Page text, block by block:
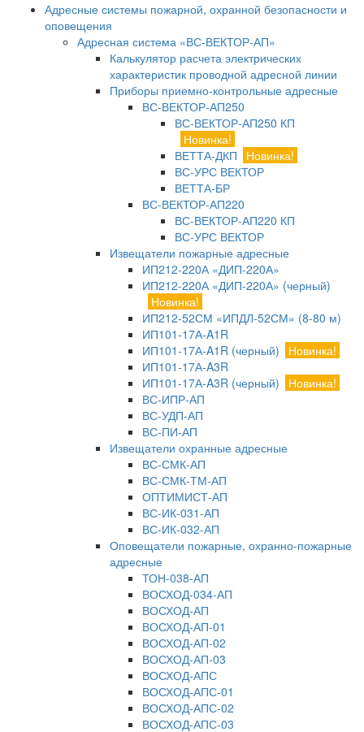
Адресные системы пожарной, охранной безопасности и
оповещения
Адресная система «ВС-ВЕКТОР-АП»
Калькулятор расчета электрических
характеристик проводной адресной линии
Приборы приемно-контрольные адресные
ВС-ВЕКТОР-АП250
ВС-ВЕКТОР-АП250 КП
Новинка!
ВЕТТА-ДКП
Новинка!
ВС-УРС ВЕКТОР
ВЕТТА-БР
ВС-ВЕКТОР-АП220
ВС-ВЕКТОР-АП220 КП
ВС-УРС ВЕКТОР
Извещатели пожарные адресные
ИП212-220А «ДИП-220А»
ИП212-220А «ДИП-220А» (черный)
Новинка!
ИП212-52СМ «ИПДЛ-52СМ» (8-80 м)
ИП101-17А-A1R
ИП101-17А-A1R (черный)
Новинка!
ИП101-17А-A3R
ИП101-17А-A3R (черный)
Новинка!
ВС-ИПР-АП
ВС-УДП-АП
ВС-ПИ-АП
Извещатели охранные адресные
ВС-СМК-АП
ВС-СМК-ТМ-АП
ОПТИМИСТ-АП
ВС-ИК-031-АП
ВС-ИК-032-АП
Оповещатели пожарные, охранно-пожарные
адресные
ТОН-038-АП
ВОСХОД-034-АП
ВОСХОД-АП
ВОСХОД-АП-01
ВОСХОД-АП-02
ВОСХОД-АП-03
ВОСХОД-АПС
ВОСХОД-АПС-01
ВОСХОД-АПС-02
ВОСХОД-АПС-03